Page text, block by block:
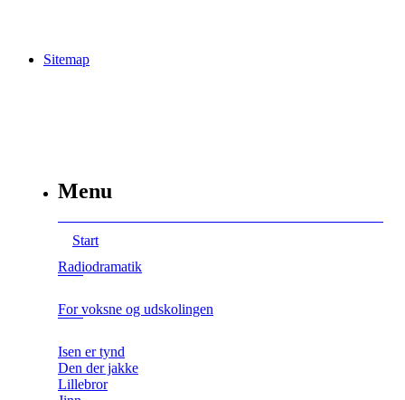
Sitemap
Menu
Start
Radiodramatik
For voksne og udskolingen
Isen er tynd
Den der jakke
Lillebror